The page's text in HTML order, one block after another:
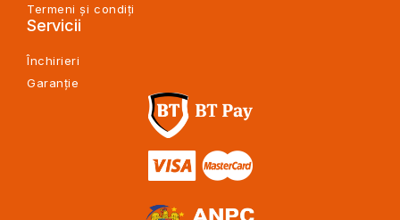
Termeni și condiți
Servicii
Închirieri
Garanție